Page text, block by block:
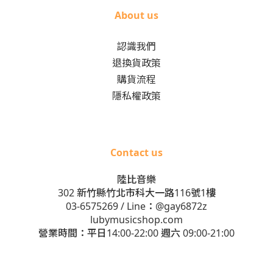
About us
認識我們
退換貨政策
購貨流程
隱私權政策
Contact us
陸比音樂
302 新竹縣竹北市科大一路116號1樓
03-6575269/ Line： @gay6872z
lubymusicshop.com
營業時間：平日14:00-22:00 週六 09:00-21:00